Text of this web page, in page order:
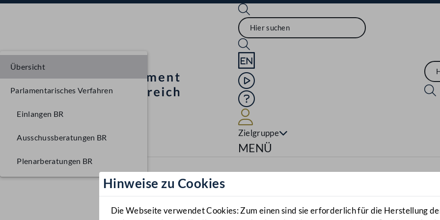
Sprache English
Mediathek
Hilfe
Zielgruppe
Navigationsmenü öffnen
MENÜ
Hinweise zu Cookies
Die Webseite verwendet Cookies: Zum einen sind sie erforderlich für die Herstellung
Übersicht
Parlamentarisches Verfahren
Einlangen BR
Ausschussberatungen BR
Plenarberatungen BR